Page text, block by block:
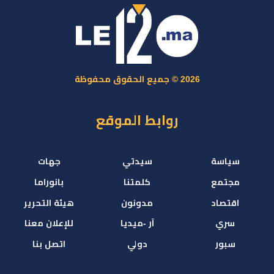
2026 © جميع الحقوق محفوظة
روابط الموقع
سياسة
مجتمع
اقتصاد
سري
سبور
سيدتي
كلمتنا
مدونون
آر -ميديا
دولي
جهات
بانوراما
هيئة التحرير
للإعلان معنا
اتصل بنا